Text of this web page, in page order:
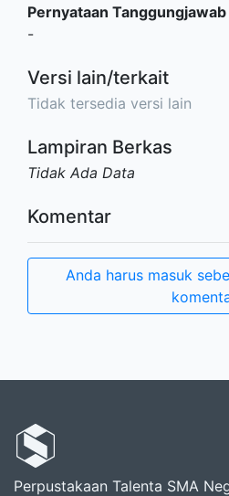
Pernyataan Tanggungjawab
-
Versi lain/terkait
Tidak tersedia versi lain
Lampiran Berkas
Tidak Ada Data
Komentar
Anda harus masuk
Perpustakaan Talenta SMA